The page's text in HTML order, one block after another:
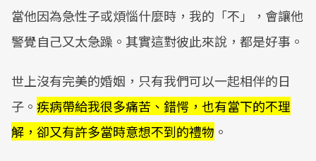
當他因為急性子或煩惱什麼時，我的「不」，會讓他
警覺自己又太急躁。其實這對彼此來說，都是好事。
世上沒有完美的婚姻，只有我們可以一起相伴的日
子。 疾病帶給我很多痛苦、錯愕，也有當下的不理
解，卻又有許多當時意想不到的禮物 。